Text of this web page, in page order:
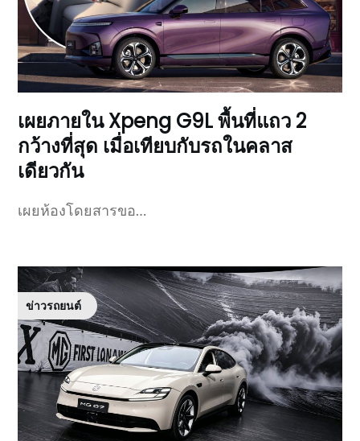
เผยภายใน Xpeng G9L พื้นที่แถว 2
กว้างที่สุด เมื่อเทียบกับรถในคลาส
เดียวกัน
เผยห้องโดยสารขอ…
ข่าวรถยนต์